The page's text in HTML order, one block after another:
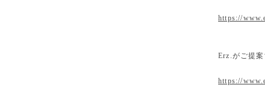
https://
Erz.がご提
https://